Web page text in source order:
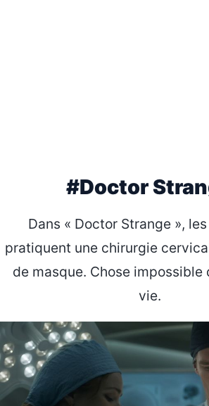
#Doctor
Dans « Doctor Strange »,
pratiquent une chirurgie
de masque. Chose impossible
vie.